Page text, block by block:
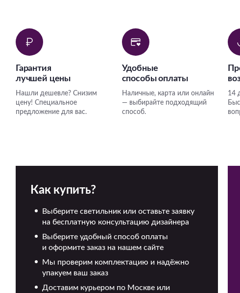
Гарантия
лучшей цены
Нашли дешевле? Снизим
цену! Специальное
предложение для вас.
Удобные
способы оплаты
Наличные, карта или онлайн
— выбирайте подходящий
способ.
14
Как купить?
Выберите светильник или оставьте заявку
на бесплатную консультацию дизайнера
Выберите удобный способ оплаты
и оформите заказ на нашем сайте
Мы проверим комплектацию и надёжно
упакуем ваш заказ
Доставим курьером по Москве или